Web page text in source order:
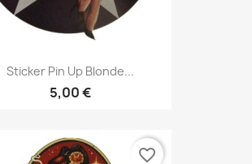
Sticker Pin Up Blonde...
5,00 €
favorite_border